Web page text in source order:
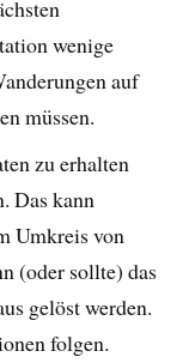
wenige
auf
müssen.
zu erhalten
Das kann
Umkreis von
(oder sollte) das
gelöst werden.
folgen.